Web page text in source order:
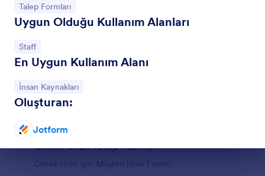
Kategoriye git:
Talep Formları
Uygun Olduğu Kullanım Alanları
Kategoriye git:
Staff
En Uygun Kullanım Alanı
Kategoriye git:
İnsan Kaynakları
Oluşturan:
Jotform
Diyalog sonuÖrnek Ürün Talep Formu
Örnek Ürün için Müşteri İstek Formu